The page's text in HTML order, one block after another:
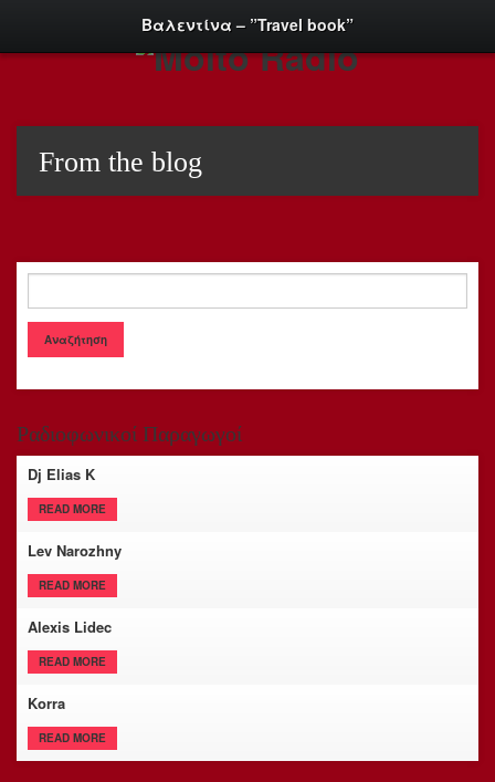
Βαλεντίνα – ”Travel book”
From the blog
Ραδιοφωνικοί Παραγωγοί
Dj Elias K
READ MORE
Lev Narozhny
READ MORE
Alexis Lidec
READ MORE
Korra
READ MORE